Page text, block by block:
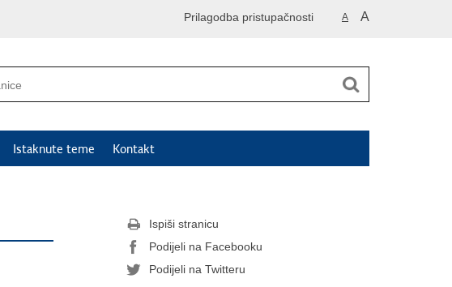
A A
Prilagodba pristupačnosti
Istaknute teme Kontakt
Ispiši stranicu
Podijeli na Facebooku
Podijeli na Twitteru